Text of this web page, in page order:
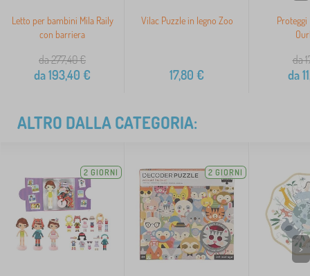
Letto per bambini Mila Raily
con barriera
da 277,40€
da193,40 €
Vilac Puzzle in legno Zoo
17,80 €
Proteggi
da
da
ALTRO DALLA CATEGORIA:
2 GIORNI 2 GIORNI
>